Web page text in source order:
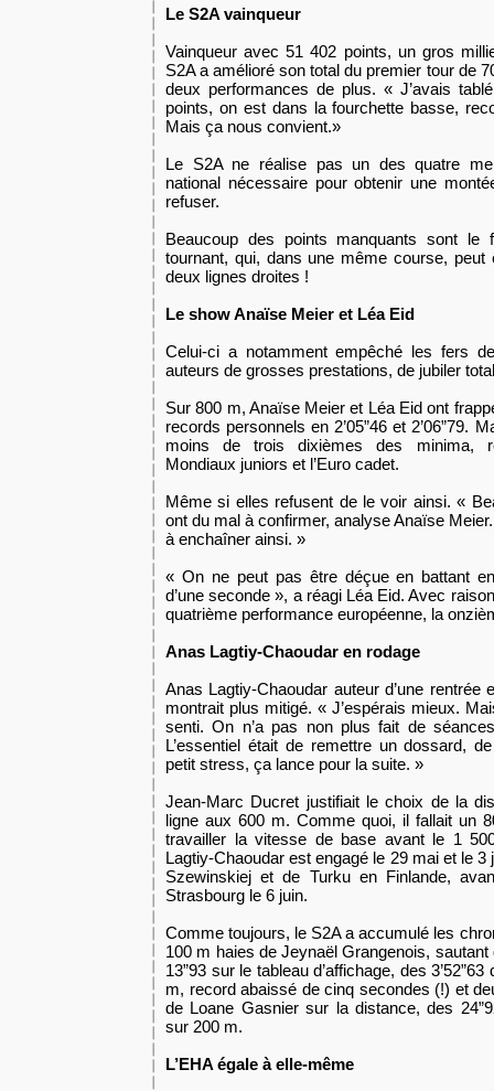
Le S2A vainqueur
Vainqueur avec 51 402 points, un gros
S2A a amélioré son total du premier tour de
deux performances de plus. « J’avais
points, on est dans la fourchette basse,
Mais ça nous convient.»
Le S2A ne réalise pas un des quatre
national nécessaire pour obtenir une
refuser.
Beaucoup des points manquants sont le
tournant, qui, dans une même course, peut
deux lignes droites !
Le show Anaïse Meier et Léa Eid
Celui-ci a notamment empêché les fers
auteurs de grosses prestations, de jubiler
Sur 800 m, Anaïse Meier et Léa Eid ont
records personnels en 2’05”46 et 2’06”79.
moins de trois dixièmes des minima,
Mondiaux juniors et l’Euro cadet.
Même si elles refusent de le voir ainsi. «
ont du mal à confirmer, analyse Anaïse
à enchaîner ainsi. »
« On ne peut pas être déçue en battant
d’une seconde », a réagi Léa Eid. Avec
quatrième performance européenne, la
Anas Lagtiy-Chaoudar en rodage
Anas Lagtiy-Chaoudar auteur d’une rentrée
montrait plus mitigé. « J’espérais mieux.
senti. On n’a pas non plus fait de
L’essentiel était de remettre un dossard,
petit stress, ça lance pour la suite. »
Jean-Marc Ducret justifiait le choix de la
ligne aux 600 m. Comme quoi, il fallait un
travailler la vitesse de base avant le 1
Lagtiy-Chaoudar est engagé le 29 mai et le
Szewinskiej et de Turku en Finlande,
Strasbourg le 6 juin.
Comme toujours, le S2A a accumulé les
100 m haies de Jeynaël Grangenois,
13”93 sur le tableau d’affichage, des
m, record abaissé de cinq secondes (!) et
de Loane Gasnier sur la distance, des
sur 200 m.
L’EHA égale à elle-même